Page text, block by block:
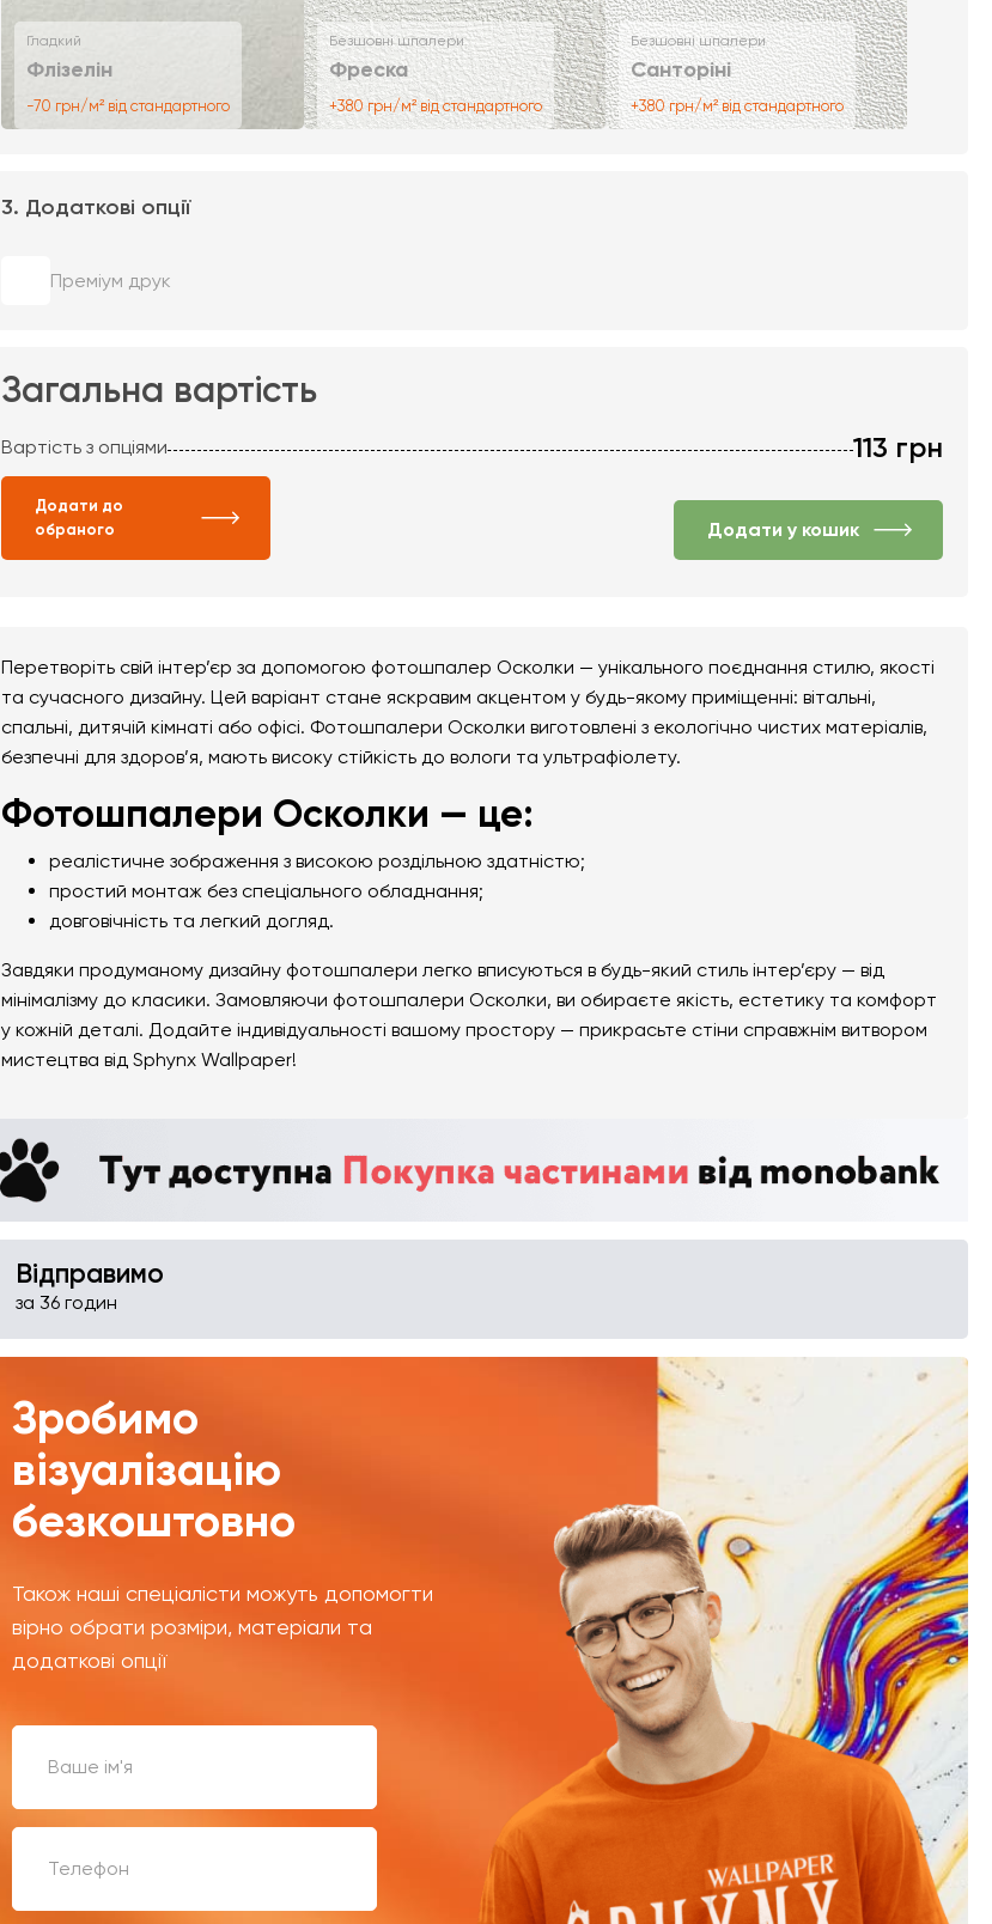
Гладкий
Флізелін
-70 грн/м² від стандартного
Безшовні шпалери
Фреска
+380 грн/м² від стандартного
Безшовні шпалери
Санторіні
+380 грн/м² від стандартного
3. Додаткові опції
Преміум друк
Загальна вартість
Вартість з опціями 113 грн
Додати до
обраного
Додати у кошик
Перетворіть свій інтер’єр за допомогою фотошпалер Осколки — унікального поєднання стилю, якості
та сучасного дизайну. Цей варіант стане яскравим акцентом у будь-якому приміщенні: вітальні,
спальні, дитячій кімнаті або офісі. Фотошпалери Осколки виготовлені з екологічно чистих матеріалів,
безпечні для здоров’я, мають високу стійкість до вологи та ультрафіолету.
Фотошпалери Осколки — це:
реалістичне зображення з високою роздільною здатністю;
простий монтаж без спеціального обладнання;
довговічність та легкий догляд.
Завдяки продуманому дизайну фотошпалери легко вписуються в будь-який стиль інтер’єру — від
мінімалізму до класики. Замовляючи фотошпалери Осколки, ви обираєте якість, естетику та комфорт
у кожній деталі. Додайте індивідуальності вашому простору — прикрасьте стіни справжнім витвором
мистецтва від Sphynx Wallpaper!
Відправимо
за 36 годин
Зробимо
візуалізацію
безкоштовно
Також наші спеціалісти можуть допомогти
вірно обрати розміри, матеріали та
додаткові опції